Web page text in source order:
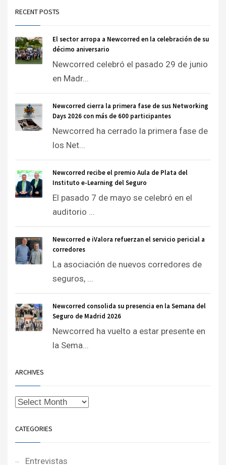
RECENT POSTS
El sector arropa a Newcorred en la celebración de su
décimo aniversario
Newcorred celebró el pasado 29 de junio
en Madr...
Newcorred cierra la primera fase de sus Networking
Days 2026 con más de 600 participantes
Newcorred ha cerrado la primera fase de
los Net...
Newcorred recibe el premio Aula de Plata del
Instituto e-Learning del Seguro
El pasado 7 de mayo se celebró en el
auditorio ...
Newcorred e iValora refuerzan el servicio pericial a
corredores
La asociación de nuevos corredores de
seguros, ...
Newcorred consolida su presencia en la Semana del
Seguro de Madrid 2026
Newcorred ha vuelto a estar presente en
la Sema...
ARCHIVES
CATEGORIES
Entrevistas